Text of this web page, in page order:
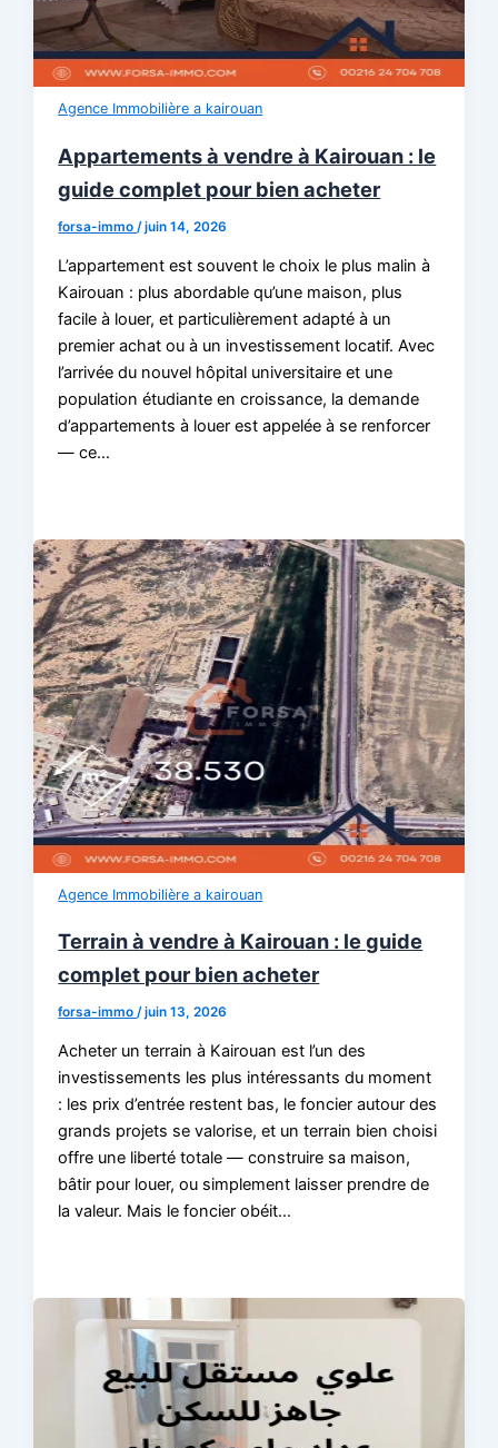
Agence Immobilière a kairouan
Appartements à vendre à Kairouan : le
guide complet pour bien acheter
forsa-immo /juin 14, 2026
L’appartement est souvent le choix le plus malin à
Kairouan : plus abordable qu’une maison, plus
facile à louer, et particulièrement adapté à un
premier achat ou à un investissement locatif. Avec
l’arrivée du nouvel hôpital universitaire et une
population étudiante en croissance, la demande
d’appartements à louer est appelée à se renforcer
— ce…
Agence Immobilière a kairouan
Terrain à vendre à Kairouan : le guide
complet pour bien acheter
forsa-immo /juin 13, 2026
Acheter un terrain à Kairouan est l’un des
investissements les plus intéressants du moment
: les prix d’entrée restent bas, le foncier autour des
grands projets se valorise, et un terrain bien choisi
offre une liberté totale — construire sa maison,
bâtir pour louer, ou simplement laisser prendre de
la valeur. Mais le foncier obéit…